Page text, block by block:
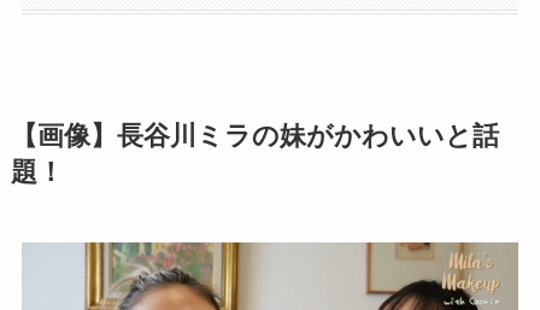
【画像】長谷川ミラの妹がかわいいと話
題！